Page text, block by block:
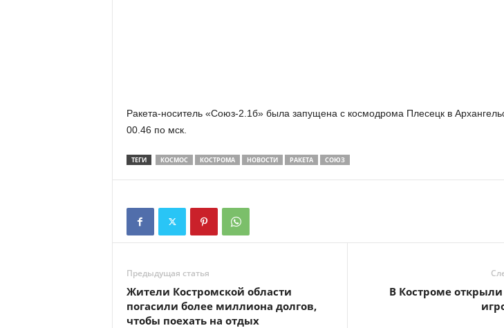
Ракета-носитель «Союз-2.1б» была запущена с космодрома Плесецк в
00.46 по мск.
ТЕГИ КОСМОС КОСТРОМА НОВОСТИ РАКЕТА СОЮЗ
Предыдущая статья
Жители Костромской области
погасили более миллиона долгов,
чтобы поехать на отдых
В Костроме